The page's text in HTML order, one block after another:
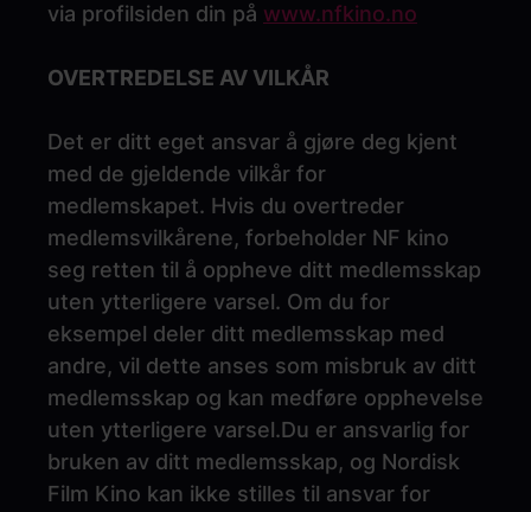
via profilsiden din på www.nfkino.no
OVERTREDELSE AV VILKÅR
Det er ditt eget ansvar å gjøre deg kjent
med de gjeldende vilkår for
medlemskapet. Hvis du overtreder
medlemsvilkårene, forbeholder NF kino
seg retten til å oppheve ditt medlemsskap
uten ytterligere varsel. Om du for
eksempel deler ditt medlemsskap med
andre, vil dette anses som misbruk av ditt
medlemsskap og kan medføre opphevelse
uten ytterligere varsel.Du er ansvarlig for
bruken av ditt medlemsskap, og Nordisk
Film Kino kan ikke stilles til ansvar for